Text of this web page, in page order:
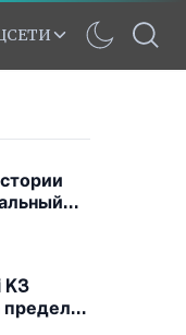
K3
пределы